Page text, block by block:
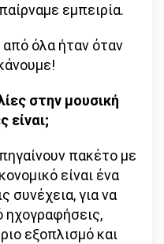
εμπειρία.
από όλα ήταν όταν
στην μουσική
είναι;
πακέτο με
είναι ένα
συνέχεια, για να
ηχογραφήσεις,
εξοπλισμό και